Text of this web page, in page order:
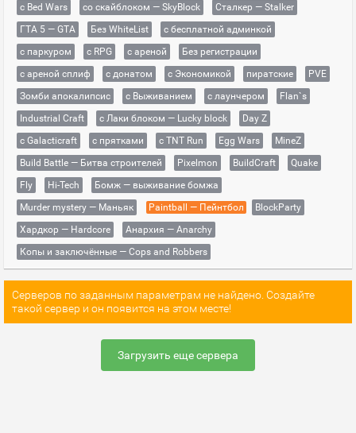
с Bed Wars
со скайблоком — SkyBlock
Сталкер — Stalker
ГТА 5 — GTA
Без WhiteList
с бесплатной админкой
с паркуром
с RPG с ареной
Без регистрации
с ареной сплиф
с донатом с Экономикой пиратские
PVE
Зомби апокалипсис
с Выживанием с лаунчером
Flan`s
Industrial Craft
с Лаки блоком — Lucky block
Day Z
с Galacticraft
с прятками с TNT Run Egg Wars
MineZ
Build Battle — Битва строителей
Pixelmon BuildCraft
Quake
Fly
Hi-Tech
Бомж — выживание бомжа
Murder mystery — Маньяк
Paintball — Пейнтбол
BlockParty
Хардкор — Hardcore
Анархия — Anarchy
Копы и заключённые — Cops and Robbers
Серверов по заданным параметрам не найдено. Создайте
такой сервер и он появится на этом месте!
Загрузить еще сервера